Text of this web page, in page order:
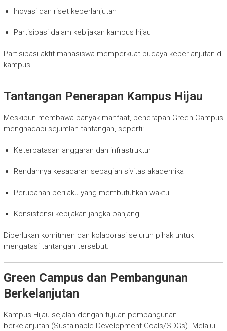
Inovasi dan riset keberlanjutan
Partisipasi dalam kebijakan kampus hijau
Partisipasi aktif mahasiswa memperkuat budaya keberlanjutan di
kampus.
Tantangan Penerapan Kampus Hijau
Meskipun membawa banyak manfaat, penerapan Green Campus
menghadapi sejumlah tantangan, seperti:
Keterbatasan anggaran dan infrastruktur
Rendahnya kesadaran sebagian sivitas akademika
Perubahan perilaku yang membutuhkan waktu
Konsistensi kebijakan jangka panjang
Diperlukan komitmen dan kolaborasi seluruh pihak untuk
mengatasi tantangan tersebut.
Green Campus dan Pembangunan
Berkelanjutan
Kampus Hijau sejalan dengan tujuan pembangunan
berkelanjutan (Sustainable Development Goals/SDGs). Melalui